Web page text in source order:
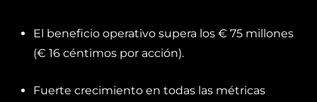
El beneficio operativo supera los € 75 millones
(€ 16 céntimos por acción).
Fuerte crecimiento en todas las métricas